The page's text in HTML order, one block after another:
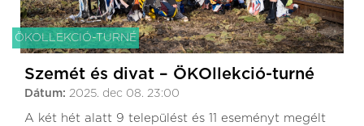
ÖKOLLEKCIÓ-TURNÉ
Szemét és divat – ÖKOllekció-turné
Dátum: 2025. dec 08. 23:00
A két hét alatt 9 települést és 11 eseményt megélt